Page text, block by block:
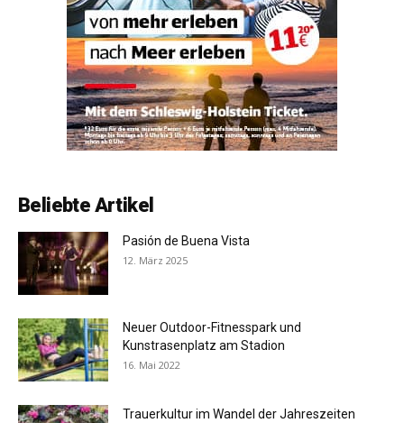
Beliebte Artikel
Pasión de Buena Vista
12. März 2025
Neuer Outdoor-Fitnesspark und
Kunstrasenplatz am Stadion
16. Mai 2022
Trauerkultur im Wandel der Jahreszeiten